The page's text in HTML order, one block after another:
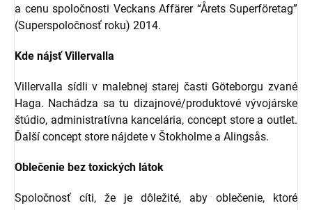
a cenu spoločnosti Veckans Affärer “Årets Superföretag”
(Superspoločnosť roku) 2014.
Kde nájsť Villervalla
Villervalla sídli v malebnej starej časti Göteborgu zvané
Haga. Nachádza sa tu dizajnové/produktové vývojárske
štúdio, administratívna kancelária, concept store a outlet.
Ďalší concept store nájdete v Štokholme a Alingsås.
Oblečenie bez toxických látok
Spoločnosť cíti, že je dôležité, aby oblečenie, ktoré